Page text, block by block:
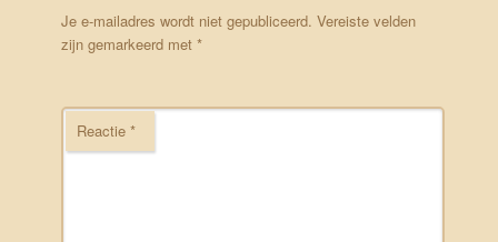
Je e-mailadres wordt niet gepubliceerd. Vereiste velden
zijn gemarkeerd met*
Reactie*